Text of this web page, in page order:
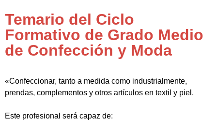
Temario del Ciclo
Formativo de Grado Medio
de Confección y Moda
«Confeccionar, tanto a medida como industrialmente,
prendas, complementos y otros artículos en textil y piel.
Este profesional será capaz de: